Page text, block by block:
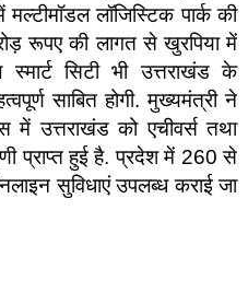
लॉजिस्टिक पार्क की
रूपए की लागत से खुरपिया में
स्मार्ट सिटी भी उत्तराखंड के
साबित होगी. मुख्यमंत्री ने
उत्तराखंड को एचीवर्स तथा
प्राप्त हुई है. प्रदेश में 260 से
सुविधाएं उपलब्ध कराई जा